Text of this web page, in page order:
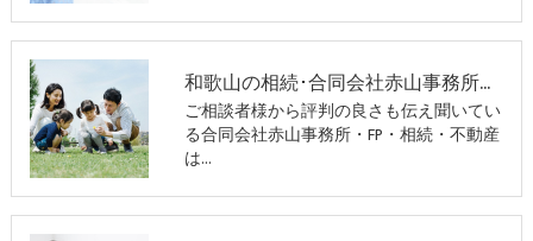
和歌山の相続･合同会社赤山事務所・FP・相続・不動産の評判
ご相談者様から評判の良さも伝え聞いてい
る合同会社赤山事務所・FP・相続・不動産
は…